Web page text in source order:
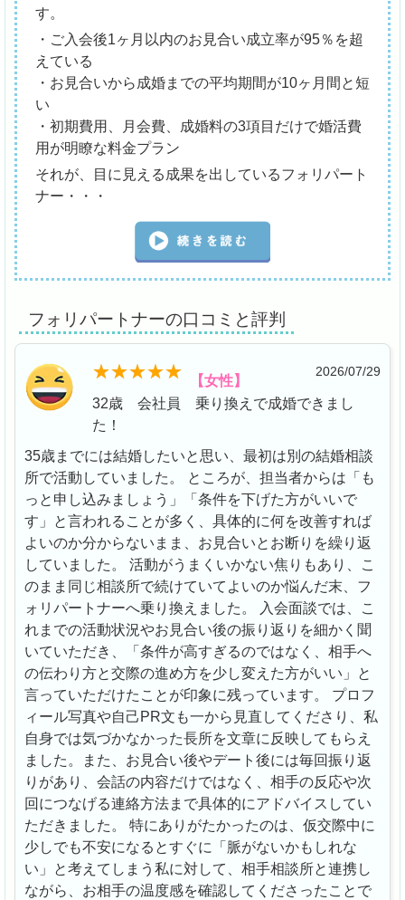
す。
・ご入会後1ヶ月以内のお見合い成立率が95％を超
えている
・お見合いから成婚までの平均期間が10ヶ月間と短
い
・初期費用、月会費、成婚料の3項目だけで婚活費
用が明瞭な料金プラン
それが、目に見える成果を出しているフォリパート
ナー・・・
フォリパートナーの口コミと評判
2026/07/29
【女性】
32歳 会社員 乗り換えで成婚できまし
た！
35歳までには結婚したいと思い、最初は別の結婚相談
所で活動していました。 ところが、担当者からは「も
っと申し込みましょう」「条件を下げた方がいいで
す」と言われることが多く、具体的に何を改善すれば
よいのか分からないまま、お見合いとお断りを繰り返
していました。 活動がうまくいかない焦りもあり、こ
のまま同じ相談所で続けていてよいのか悩んだ末、フ
ォリパートナーへ乗り換えました。 入会面談では、こ
れまでの活動状況やお見合い後の振り返りを細かく聞
いていただき、「条件が高すぎるのではなく、相手へ
の伝わり方と交際の進め方を少し変えた方がいい」と
言っていただけたことが印象に残っています。 プロフ
ィール写真や自己PR文も一から見直してくださり、私
自身では気づかなかった長所を文章に反映してもらえ
ました。また、お見合い後やデート後には毎回振り返
りがあり、会話の内容だけではなく、相手の反応や次
回につなげる連絡方法まで具体的にアドバイスしてい
ただきました。 特にありがたかったのは、仮交際中に
少しでも不安になるとすぐに「脈がないかもしれな
い」と考えてしまう私に対して、相手相談所と連携し
ながら、お相手の温度感を確認してくださったことで